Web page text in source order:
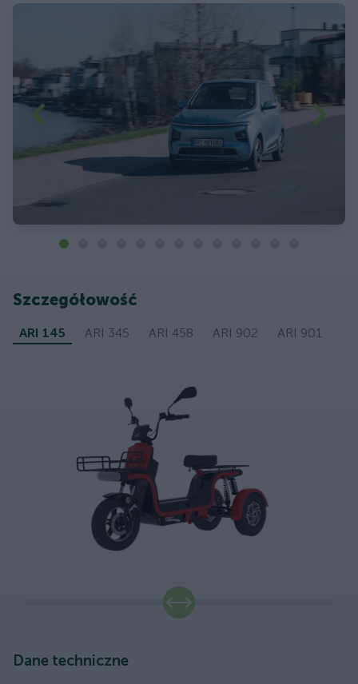
Szczegółowość
ARI 145 ARI 345 ARI 458 ARI 902 ARI 901
Dane techniczne